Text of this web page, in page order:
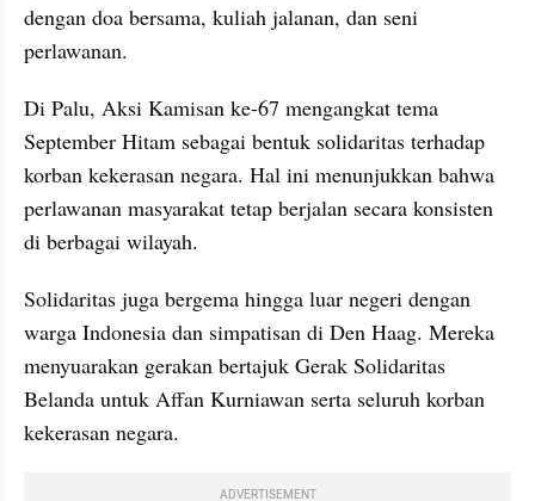
dengan doa bersama, kuliah jalanan, dan seni
perlawanan.
Di Palu, Aksi Kamisan ke-67 mengangkat tema
September Hitam sebagai bentuk solidaritas terhadap
korban kekerasan negara. Hal ini menunjukkan bahwa
perlawanan masyarakat tetap berjalan secara konsisten
di berbagai wilayah.
Solidaritas juga bergema hingga luar negeri dengan
warga Indonesia dan simpatisan di Den Haag. Mereka
menyuarakan gerakan bertajuk Gerak Solidaritas
Belanda untuk Affan Kurniawan serta seluruh korban
kekerasan negara.
ADVERTISEMENT